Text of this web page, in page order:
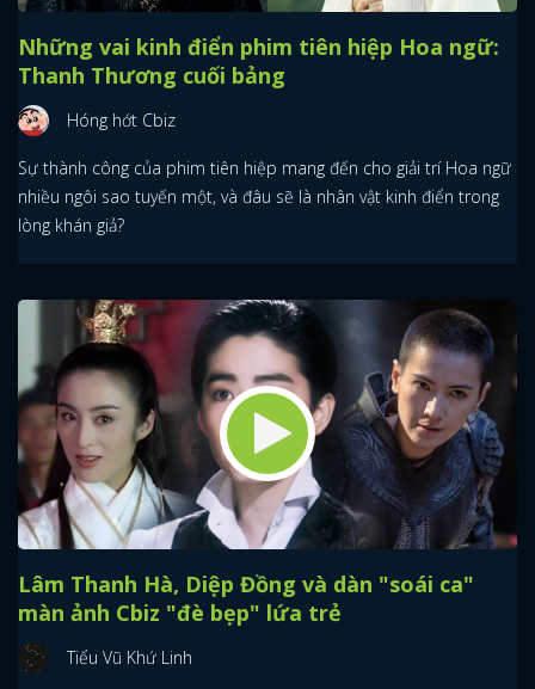
Những vai kinh điển phim tiên hiệp Hoa ngữ:
Thanh Thương cuối bảng
Hóng hớt Cbiz
Sự thành công của phim tiên hiệp mang đến cho giải trí Hoa ngữ
nhiều ngôi sao tuyến một, và đâu sẽ là nhân vật kinh điển trong
lòng khán giả?
Lâm Thanh Hà, Diệp Đồng và dàn "soái ca"
màn ảnh Cbiz "đè bẹp" lứa trẻ
Tiểu Vũ Khứ Linh